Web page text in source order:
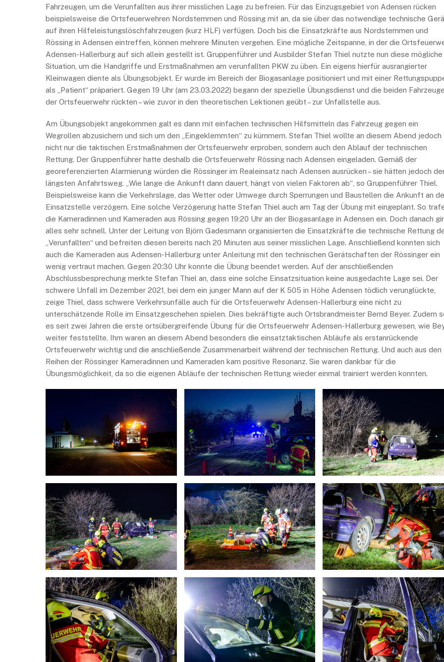
Fahrzeugen, um die Verunfallten aus ihrer misslichen Lage zu befreien. Für das Einzugsgebiet von Adensen rücken
beispielsweise die Ortsfeuerwehren Nordstemmen und Rössing mit an, da sie über das notwendige technische
auf ihren Hilfeleistungslöschfahrzeugen (kurz HLF) verfügen. Doch bis die Einsatzkräfte aus Nordstemmen und
Rössing in Adensen eintreffen, können mehrere Minuten vergehen. Eine mögliche Zeitspanne, in der die
Adensen-Hallerburg auf sich allein gestellt ist. Gruppenführer und Ausbilder Stefan Thiel nutzte nun diese mögliche
Situation, um die Handgriffe und Erstmaßnahmen am verunfallten PKW zu üben. Ein eigens hierfür ausrangierter
Kleinwagen diente als Übungsobjekt. Er wurde im Bereich der Biogasanlage positioniert und mit einer
als „Patient“ präpariert. Gegen 19 Uhr (am 23.03.2022) begann der spezielle Übungsdienst und die beiden Fahrzeuge
der Ortsfeuerwehr rückten – wie zuvor in den theoretischen Lektionen geübt – zur Unfallstelle aus.
Am Übungsobjekt angekommen galt es dann mit einfachen technischen Hilfsmitteln das Fahrzeug gegen ein
Wegrollen abzusichern und sich um den „Eingeklemmten“ zu kümmern. Stefan Thiel wollte an diesem Abend jedoch
nicht nur die taktischen Erstmaßnahmen der Ortsfeuerwehr erproben, sondern auch den Ablauf der technischen
Rettung. Der Gruppenführer hatte deshalb die Ortsfeuerwehr Rössing nach Adensen eingeladen. Gemäß der
georeferenzierten Alarmierung würden die Rössinger im Realeinsatz nach Adensen ausrücken – sie hätten jedoch
längsten Anfahrtsweg. „Wie lange die Ankunft dann dauert, hängt von vielen Faktoren ab“, so Gruppenführer Thiel.
Beispielsweise kann die Verkehrslage, das Wetter oder Umwege durch Sperrungen und Baustellen die Ankunft an
Einsatzstelle verzögern. Eine solche Verzögerung hatte Stefan Thiel auch am Tag der Übung mit eingeplant. So
die Kameradinnen und Kameraden aus Rössing gegen 19:20 Uhr an der Biogasanlage in Adensen ein. Doch danach
alles sehr schnell. Unter der Leitung von Björn Gadesmann organisierten die Einsatzkräfte die technische Rettung
„Verunfallten“ und befreiten diesen bereits nach 20 Minuten aus seiner misslichen Lage. Anschließend konnten sich
auch die Kameraden aus Adensen-Hallerburg unter Anleitung mit den technischen Gerätschaften der Rössinger ein
wenig vertraut machen. Gegen 20:30 Uhr konnte die Übung beendet werden. Auf der anschließenden
Abschlussbesprechung merkte Stefan Thiel an, dass eine solche Einsatzsituation keine ausgedachte Lage sei. Der
schwere Unfall im Dezember 2021, bei dem ein junger Mann auf der K 505 in Höhe Adensen tödlich verunglückte,
zeige Thiel, dass schwere Verkehrsunfälle auch für die Ortsfeuerwehr Adensen-Hallerburg eine nicht zu
unterschätzende Rolle im Einsatzgeschehen spielen. Dies bekräftigte auch Ortsbrandmeister Bernd Beyer. Zudem
es seit zwei Jahren die erste ortsübergreifende Übung für die Ortsfeuerwehr Adensen-Hallerburg gewesen, wie
weiter feststellte. Ihm waren an diesem Abend besonders die einsatztaktischen Abläufe als erstanrückende
Ortsfeuerwehr wichtig und die anschließende Zusammenarbeit während der technischen Rettung. Und auch aus den
Reihen der Rössinger Kameradinnen und Kameraden kam positive Resonanz. Sie waren dankbar für die
Übungsmöglichkeit, da so die eigenen Abläufe der technischen Rettung wieder einmal trainiert werden konnten.